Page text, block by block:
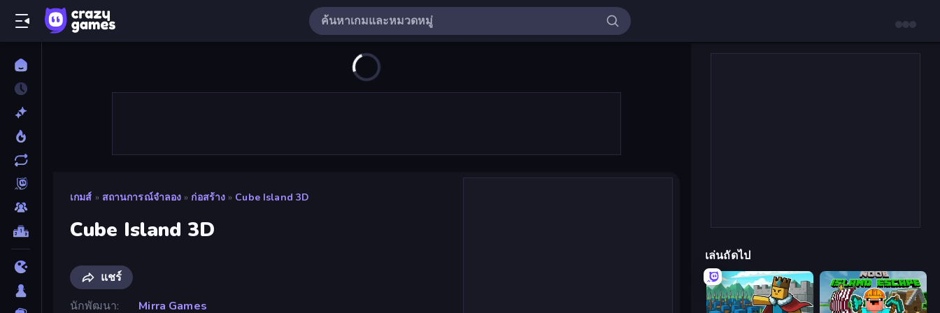
เกมส์ » สถานการณ์จำลอง » ก่อสร้าง » Cube Island 3D
Cube Island 3D
แชร์
นักพัฒนา
Mirra Games
เล่นถัดไป